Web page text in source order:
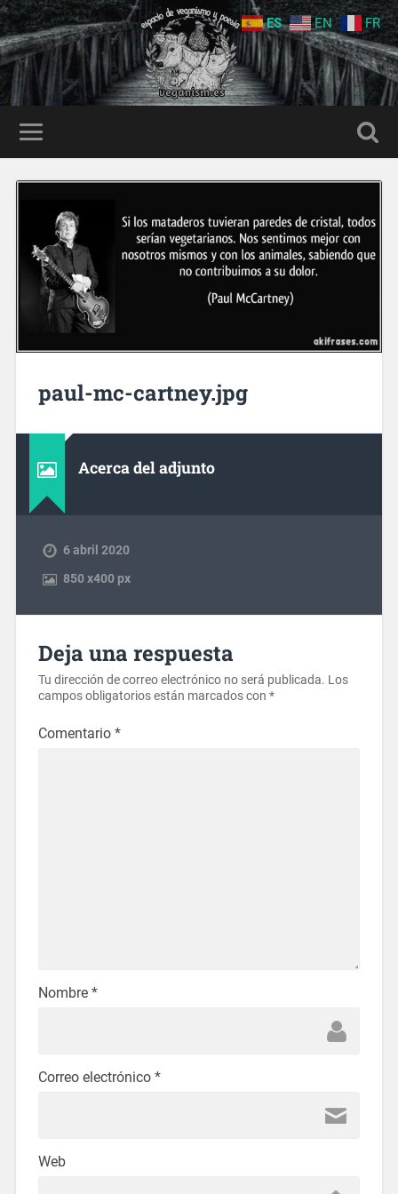
paul-mc-cartney.jpg
Acerca del adjunto
6 abril 2020
850x400 px
Deja una respuesta
Tu dirección de correo electrónico no será publicada. Los
campos obligatorios están marcados con *
Comentario *
Nombre *
Correo electrónico *
Web
ES EN FR